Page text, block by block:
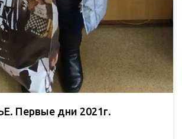
Первые дни 2021г.